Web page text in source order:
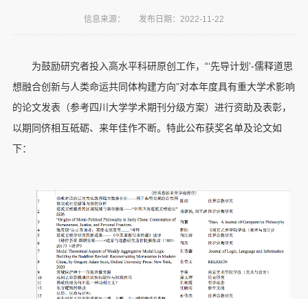
信息来源： 发布日期：2022-11-22
为鼓励研究者投入高水平科研原创工作，“‘先导计划’-儒释道思
想融合创新与人类命运共同体构建方向”对本年度具有重大学术影响
的论文发表（参考四川大学学术期刊分级方案）进行资助及表彰，
以期同侪相互砥砺、来年佳作不断。特此公布获奖名单及论文如
下：